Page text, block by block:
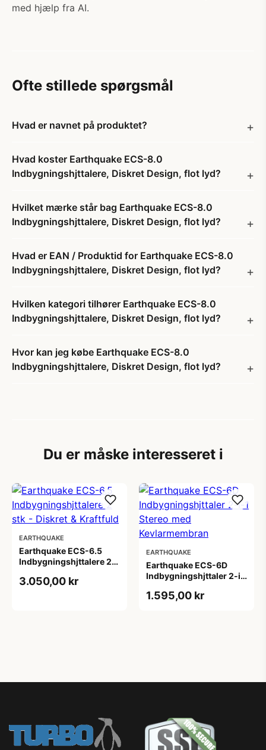
med hjælp fra AI.
Ofte stillede spørgsmål
Hvad er navnet på produktet?
Hvad koster Earthquake ECS-8.0
Indbygningshjttalere, Diskret Design, flot lyd?
Hvilket mærke står bag Earthquake ECS-8.0
Indbygningshjttalere, Diskret Design, flot lyd?
Hvad er EAN / Produktid for Earthquake ECS-8.0
Indbygningshjttalere, Diskret Design, flot lyd?
Hvilken kategori tilhører Earthquake ECS-8.0
Indbygningshjttalere, Diskret Design, flot lyd?
Hvor kan jeg købe Earthquake ECS-8.0
Indbygningshjttalere, Diskret Design, flot lyd?
Du er måske interesseret i
EARTHQUAKE
Earthquake ECS-6.5
Indbygningshjttalere 2
3.050,00 kr
EARTHQUAKE
Earthquake ECS-6D
Indbygningshjttaler 2-i-
Kevlarmembran
1.595,00 kr